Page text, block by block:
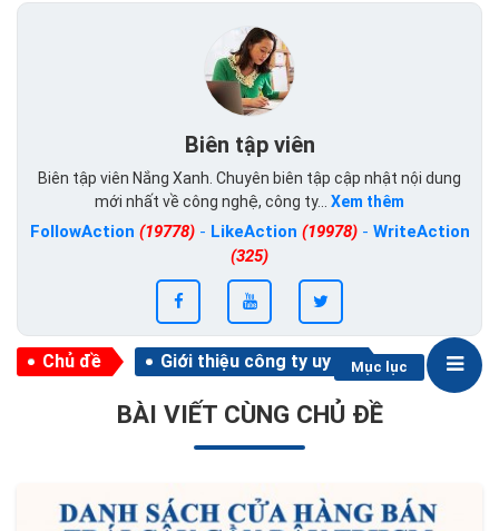
Mục lục
Biên tập viên
Biên tập viên Nắng Xanh. Chuyên biên tập cập nhật nội dung
mới nhất về công nghệ, công ty... Xem thêm
FollowAction (19778)- LikeAction (19978)- WriteAction
(325)
Chủ đề Giới thiệu công ty uy tín
BÀI VIẾT CÙNG CHỦ ĐỀ